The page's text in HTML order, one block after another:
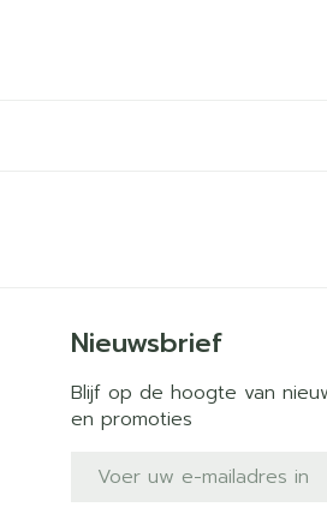
Nieuwsbrief
Blijf op de hoogte van
en promoties
E-mail adres